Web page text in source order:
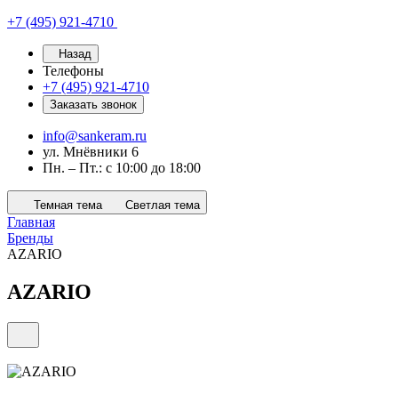
+7 (495) 921-4710
Назад
Телефоны
+7 (495) 921-4710
Заказать звонок
info@sankeram.ru
ул. Мнёвники 6
Пн. – Пт.: с 10:00 до 18:00
Темная тема Светлая тема
Главная
Бренды
AZARIO
AZARIO